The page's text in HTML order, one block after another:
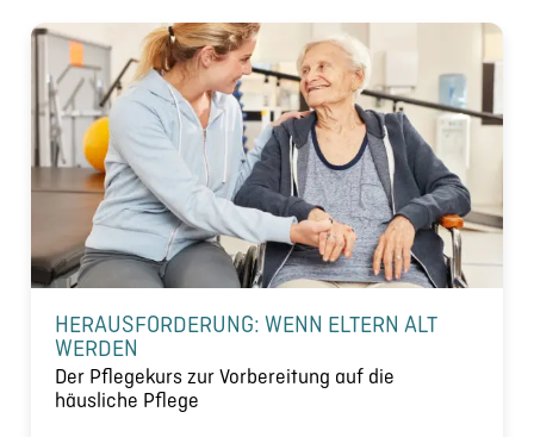
HERAUSFORDERUNG: WENN ELTERN ALT
WERDEN
Der Pflegekurs zur Vorbereitung auf die
häusliche Pflege